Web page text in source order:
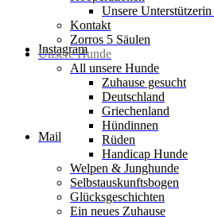
Instagram
Mail
Unsere
Kontakt
Zorros 5 Säulen
Unsere Hunde
All unsere Hunde
Zuhause gesucht
Deutschland
Griechenland
Hündinnen
Rüden
Handicap Hunde
Welpen & Junghunde
Selbstauskunftsbogen
Glücksgeschichten
Ein neues Zuhause